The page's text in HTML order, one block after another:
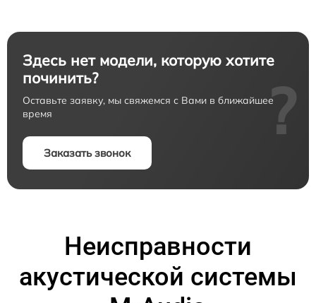
Здесь нет модели, которую хотите
починить?
Оставьте заявку, мы свяжемся с Вами в ближайшее
время
Заказать звонок
?
Неисправности
акустической системы